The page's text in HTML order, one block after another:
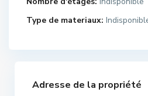
Type de materiaux:
Adresse de la propriété